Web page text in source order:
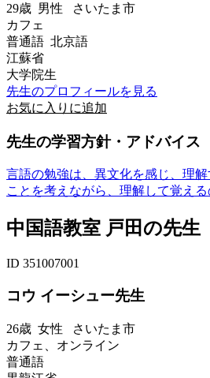
29歳 男性 さいたま市
カフェ
普通語 北京語
江蘇省
大学院生
先生のプロフィールを見る
お気に入りに追加
先生の学習方針・アドバイス
言語の勉強は、異文化を感じ、理
ことを考えながら、理解して覚える
中国語教室 戸田の先生
ID 351007001
コウ イーシュー先生
26歳 女性 さいたま市
カフェ、オンライン
普通語